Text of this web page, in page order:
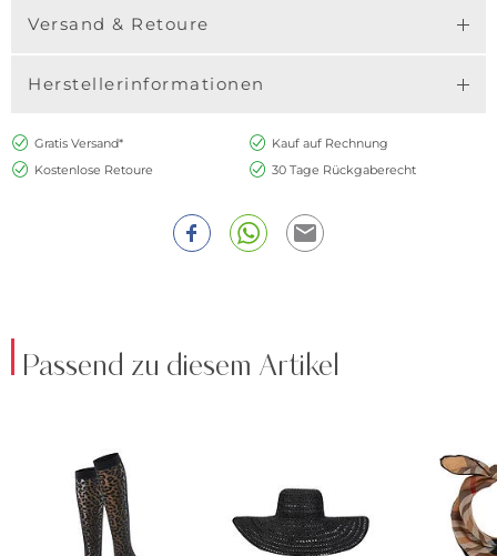
Versand & Retoure
Herstellerinformationen
Gratis Versand*
Kauf auf Rechnung
Kostenlose Retoure
30 Tage Rückgaberecht
Passend zu diesem Artikel